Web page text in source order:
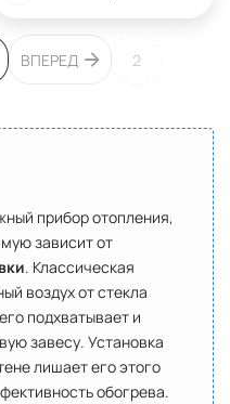
ВПЕРЕД 2
прибор отопления,
зависит от
. Классическая
воздух от стекла
подхватывает и
завесу. Установка
лишает его этого
обогрева.